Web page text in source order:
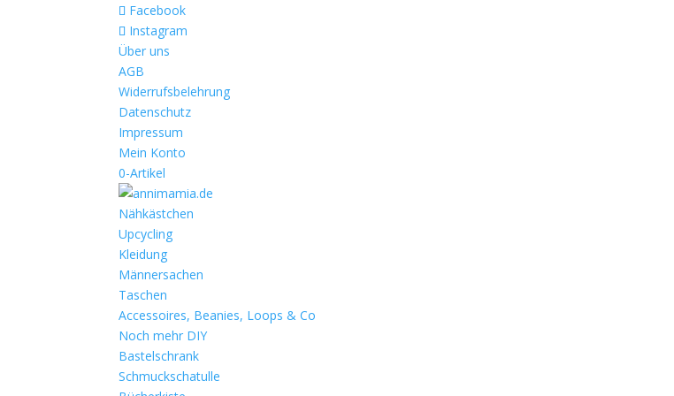
Facebook
Instagram
Über uns
AGB
Widerrufsbelehrung
Datenschutz
Impressum
Mein Konto
0-Artikel
Nähkästchen
Upcycling
Kleidung
Männersachen
Taschen
Accessoires, Beanies, Loops & Co
Noch mehr DIY
Bastelschrank
Schmuckschatulle